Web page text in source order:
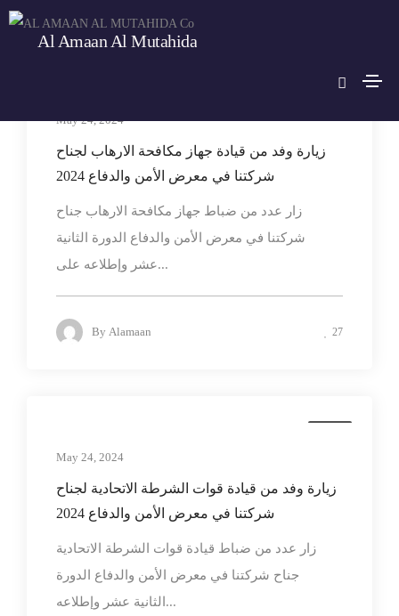
Al Amaan Al Mutahida
May 24, 2024
زيارة وفد من قيادة جهاز مكافحة الارهاب لجناح
شركتنا في معرض الأمن والدفاع 2024
زار عدد من ضباط جهاز مكافحة الارهاب جناح
شركتنا في معرض الأمن والدفاع الدورة الثانية
عشر وإطلاعه على...
By Alamaan 27
May 24, 2024
زيارة وفد من قيادة قوات الشرطة الاتحادية لجناح
شركتنا في معرض الأمن والدفاع 2024
زار عدد من ضباط قيادة قوات الشرطة الاتحادية
جناح شركتنا في معرض الأمن والدفاع الدورة
الثانية عشر وإطلاعه...